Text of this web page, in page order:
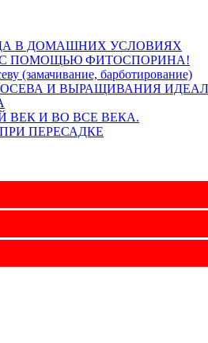
В ДОМАШНИХ УСЛОВИЯХ
ПОМОЩЬЮ ФИТОСПОРИНА!
(замачивание, барботирование)
И ВЫРАЩИВАНИЯ
ВЕК И ВО ВСЕ ВЕКА.
ПЕРЕСАДКЕ